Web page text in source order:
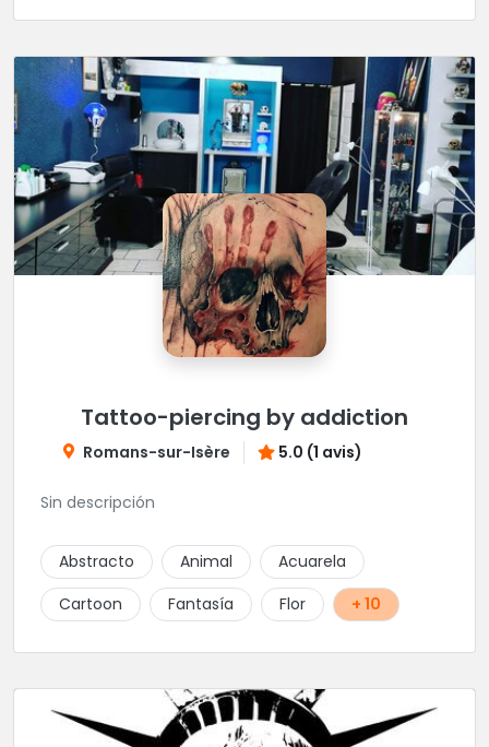
Tattoo-piercing by addiction
Romans-sur-Isère 5.0 (1 avis)
Sin descripción
Abstracto Animal
Acuarela
Cartoon
Fantasía Flor + 10